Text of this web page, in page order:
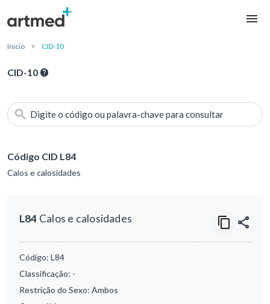
Início CID-10
CID-10
Digite o código ou palavra-chave para consultar
Código CID L84
Calos e calosidades
L84 Calos e calosidades
Código: L84
Classificação: -
Restrição do Sexo: Ambos